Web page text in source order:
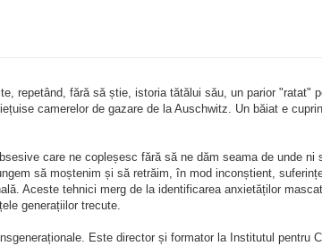
repetând, fără să știe, istoria tătălui său, un parior
camerelor de gazare de la Auschwitz. Un băiat e
care ne copleșesc fără să ne dăm seama de unde
să moștenim și să retrăim, în mod inconștient,
Aceste tehnici merg de la identificarea anxietăților
generațiilor trecute.
Este director și formator la Institutul pentru